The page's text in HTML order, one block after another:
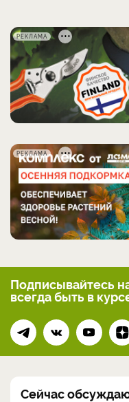
РЕКЛАМА
РЕКЛАМА
Подписывайтесь
всегдабыть в
Сейчас